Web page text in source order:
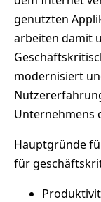
genutzten
arbeiten damit
modernisiert
Unternehmens
Hauptgründe
für